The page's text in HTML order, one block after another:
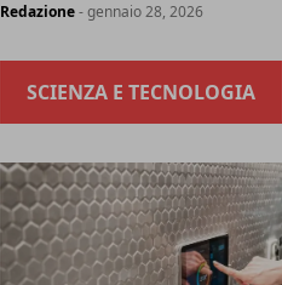
Redazione- gennaio 28, 2026
SCIENZA E TECNOLOGIA